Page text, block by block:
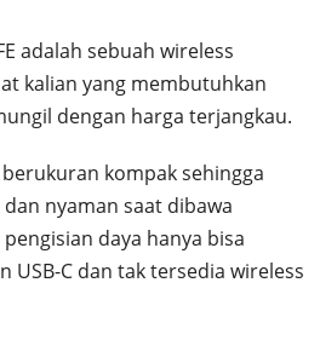
adalah sebuah wireless
kalian yang membutuhkan
dengan harga terjangkau.
kompak sehingga
nyaman saat dibawa
daya hanya bisa
USB-C dan tak tersedia wireless